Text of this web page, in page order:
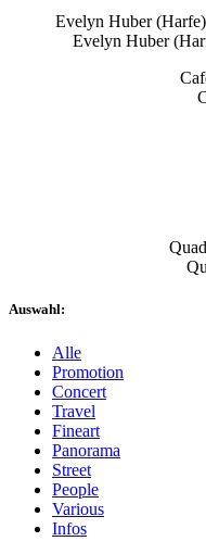
Evelyn Huber
Auswahl:
Alle
Promotion
Concert
Travel
Fineart
Panorama
Street
People
Various
Infos